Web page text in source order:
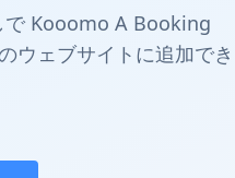
で Kooomo A Booking
ウェブサイトに追加でき